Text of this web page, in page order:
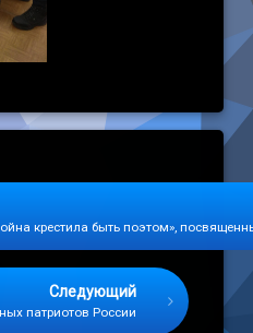
крестила быть поэтом»,
Следующий
патриотов России